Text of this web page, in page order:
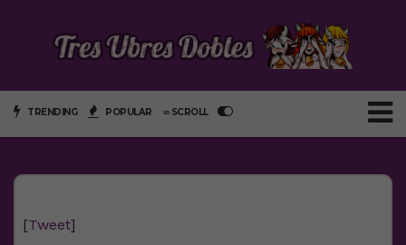
TRENDING POPULAR ∞ SCROLL
[Tweet]